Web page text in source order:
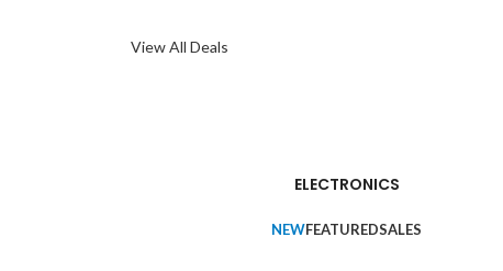
View All Deals
ELECTRONICS
NEWFEATUREDSALES